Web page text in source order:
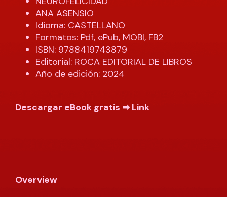
ANA ASENSIO
Idioma: CASTELLANO
Formatos: Pdf, ePub, MOBI, FB2
ISBN: 9788419743879
Editorial: ROCA EDITORIAL DE LIBROS
Año de edición: 2024
Descargar eBook gratis ➡Link
Overview